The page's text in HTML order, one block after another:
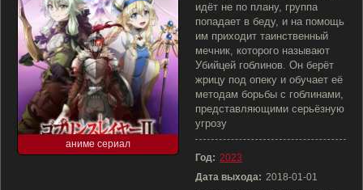
аниме сериал
идёт не по плану, группа
попадает в беду, и на помощь
им приходит таинственный
мечник, которого называют
Убийцей гоблинов. Он берёт
жрицу под опеку и обучает её
методам борьбы с гоблинами,
представляющими серьёзную
угрозу
Год: 2023
Дата выхода: 2018-01-01